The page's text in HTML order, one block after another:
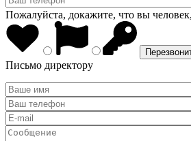
Пожалуйста, докажите, что вы
Письмо директору